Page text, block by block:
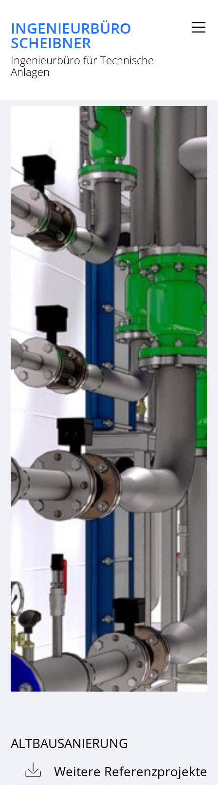
INGENIEURBÜRO
SCHEIBNER
Ingenieurbüro für Technische
Anlagen
ALTBAUSANIERUNG
Weitere Referenzprojekte